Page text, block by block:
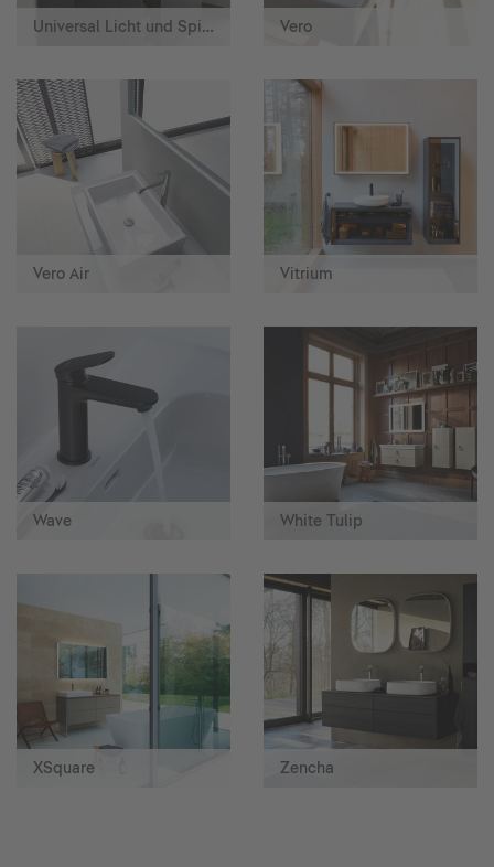
Universal Licht und Spiegel Vero
Vero Air Vitrium
Wave White Tulip
XSquare Zencha